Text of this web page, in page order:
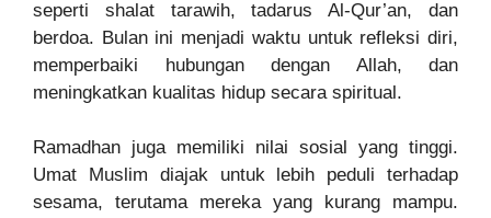
seperti shalat tarawih, tadarus Al-Qur’an, dan
berdoa. Bulan ini menjadi waktu untuk refleksi diri,
memperbaiki hubungan dengan Allah, dan
meningkatkan kualitas hidup secara spiritual.
Ramadhan juga memiliki nilai sosial yang tinggi.
Umat Muslim diajak untuk lebih peduli terhadap
sesama, terutama mereka yang kurang mampu.